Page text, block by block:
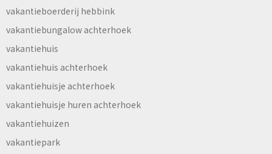
vakantieboerderij hebbink
vakantiebungalow achterhoek
vakantiehuis
vakantiehuis achterhoek
vakantiehuisje achterhoek
vakantiehuisje huren achterhoek
vakantiehuizen
vakantiepark